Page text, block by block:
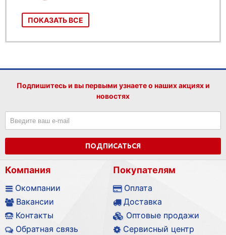
ПОКАЗАТЬ ВСЕ
Подпишитесь и вы первыми узнаете о наших акциях и
новостях
ПОДПИСАТЬСЯ
Компания
Окомпании
Вакансии
Контакты
Обратная связь
Покупателям
Оплата
Доставка
Оптовые продажи
Сервисный центр